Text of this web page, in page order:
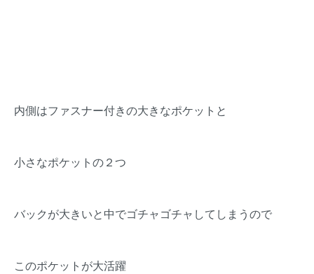
内側はファスナー付きの大きなポケットと
小さなポケットの２つ
バックが大きいと中でゴチャゴチャしてしまうので
このポケットが大活躍